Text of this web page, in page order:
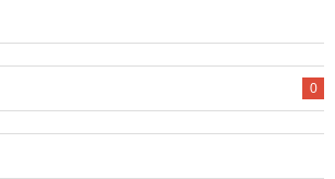
0